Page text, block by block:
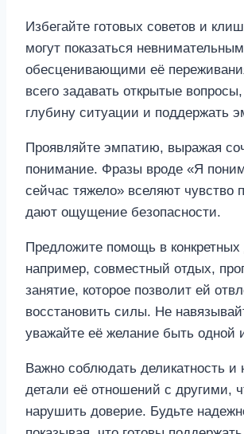
Избегайте готовых советов и
могут показаться
обесценивающими её
всего задавать открытые
глубину ситуации и поддержать
Проявляйте эмпатию, выражая
понимание. Фразы вроде «Я
сейчас тяжело» вселяют чувство
дают ощущение безопасности.
Предложите помощь в конкретных
например, совместный отдых,
занятие, которое позволит ей
восстановить силы. Не
уважайте её желание быть одной
Важно соблюдать деликатность и
детали её отношений с другими,
нарушить доверие. Будьте